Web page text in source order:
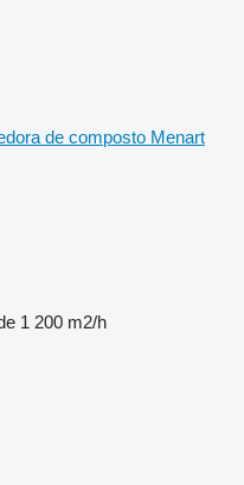
de composto Menart
1 200 m2/h